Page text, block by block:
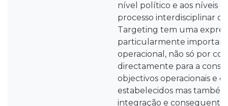
nível político e aos níveis
processo interdisciplinar
Targeting tem uma
particularmente
operacional, não só por
directamente para a
objectivos operacionais e
estabelecidos mas
integração e consequente